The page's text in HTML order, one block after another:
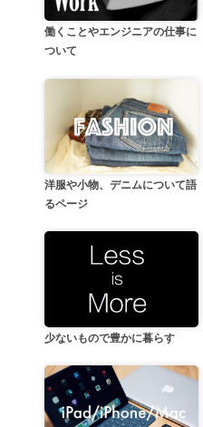
働くことやエンジニアの仕事に
ついて
洋服や小物、デニムについて語
るページ
少ないもので豊かに暮らす